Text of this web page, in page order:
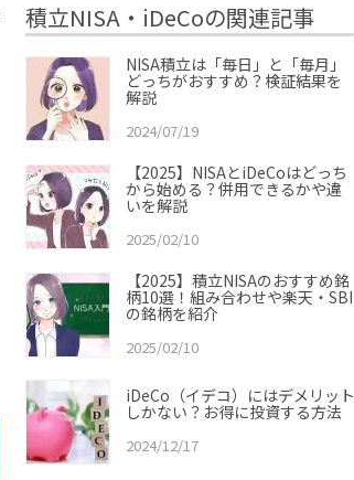
積立NISA・iDeCoの関連記事
NISA積立は「毎日」と「毎月」
どっちがおすすめ？検証結果を
解説
2024/07/19
【2025】NISAとiDeCoはどっち
から始める？併用できるかや違
いを解説
2025/02/10
【2025】積立NISAのおすすめ銘
柄10選！組み合わせや楽天・SBI
の銘柄を紹介
2025/02/10
iDeCo（イデコ）にはデメリット
しかない？お得に投資する方法
2024/12/17